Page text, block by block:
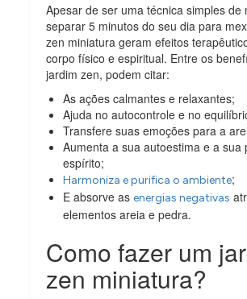
Apesar de ser uma técnica simples de
separar 5 minutos do seu dia para
zen miniatura geram efeitos
corpo físico e espiritual. Entre os
jardim zen, podem citar:
As ações calmantes e relaxantes;
Ajuda no autocontrole e no
Transfere suas emoções para a
Aumenta a sua autoestima e a sua
espírito;
Harmoniza e purifica o ambiente;
E absorve asenergias negativas
elementos areia e pedra.
Como fazer um
zen miniatura?